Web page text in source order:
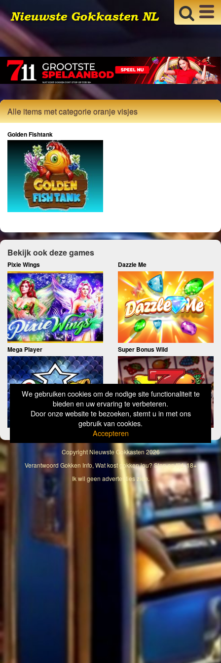
We gebruiken cookies om de nodige site functionaliteit te
bieden en uw ervaring te verbeteren.
Door onze website te bezoeken, stemt u in met ons
gebruik van cookies.
Accepteren
Alle items met categorie oranje visjes
Golden Fishtank
Bekijk ook deze games
Pixie Wings Dazzle Me
Mega Player Super Bonus Wild
Copyright Nieuwste Gokkasten2026
Verantwoord Gokken Info, Wat kost gokken jou? Stop op tijd, 18+
Ik wil geen advertenties zien.